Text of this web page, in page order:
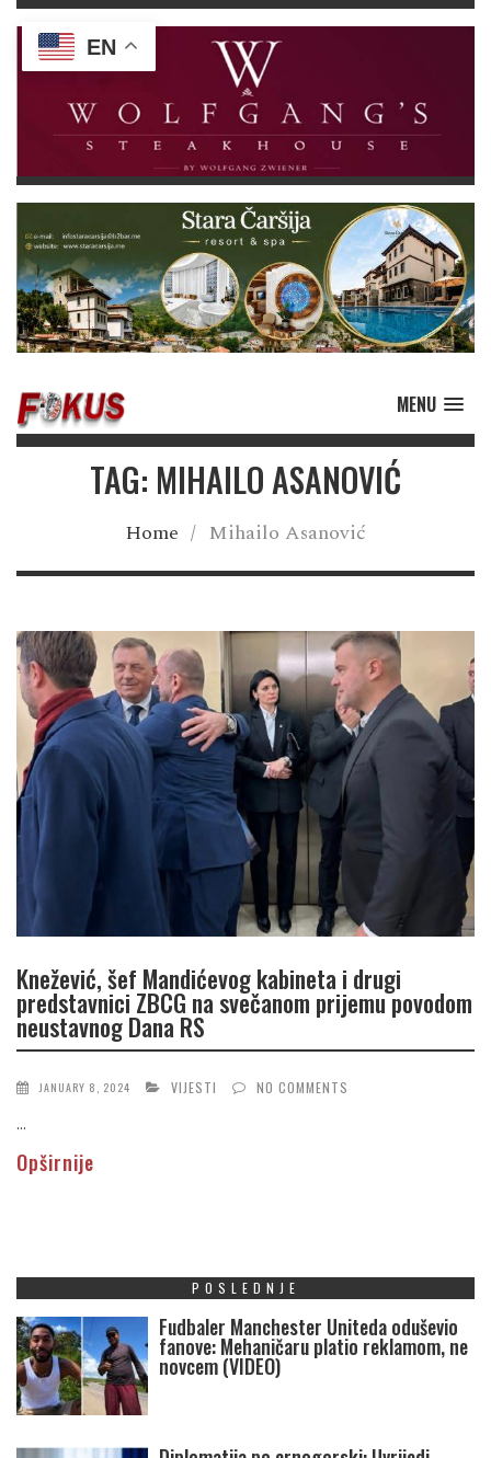
MENU
TAG: MIHAILO ASANOVIĆ
Home / Mihailo Asanović
Knežević, šef Mandićevog kabineta i drugi
predstavnici ZBCG na svečanom prijemu povodom
neustavnog Dana RS
JANUARY 8, 2024 VIJESTI NO COMMENTS
...
Opširnije
POSLEDNJE
Fudbaler Manchester Uniteda oduševio
fanove: Mehaničaru platio reklamom, ne
novcem (VIDEO)
EN